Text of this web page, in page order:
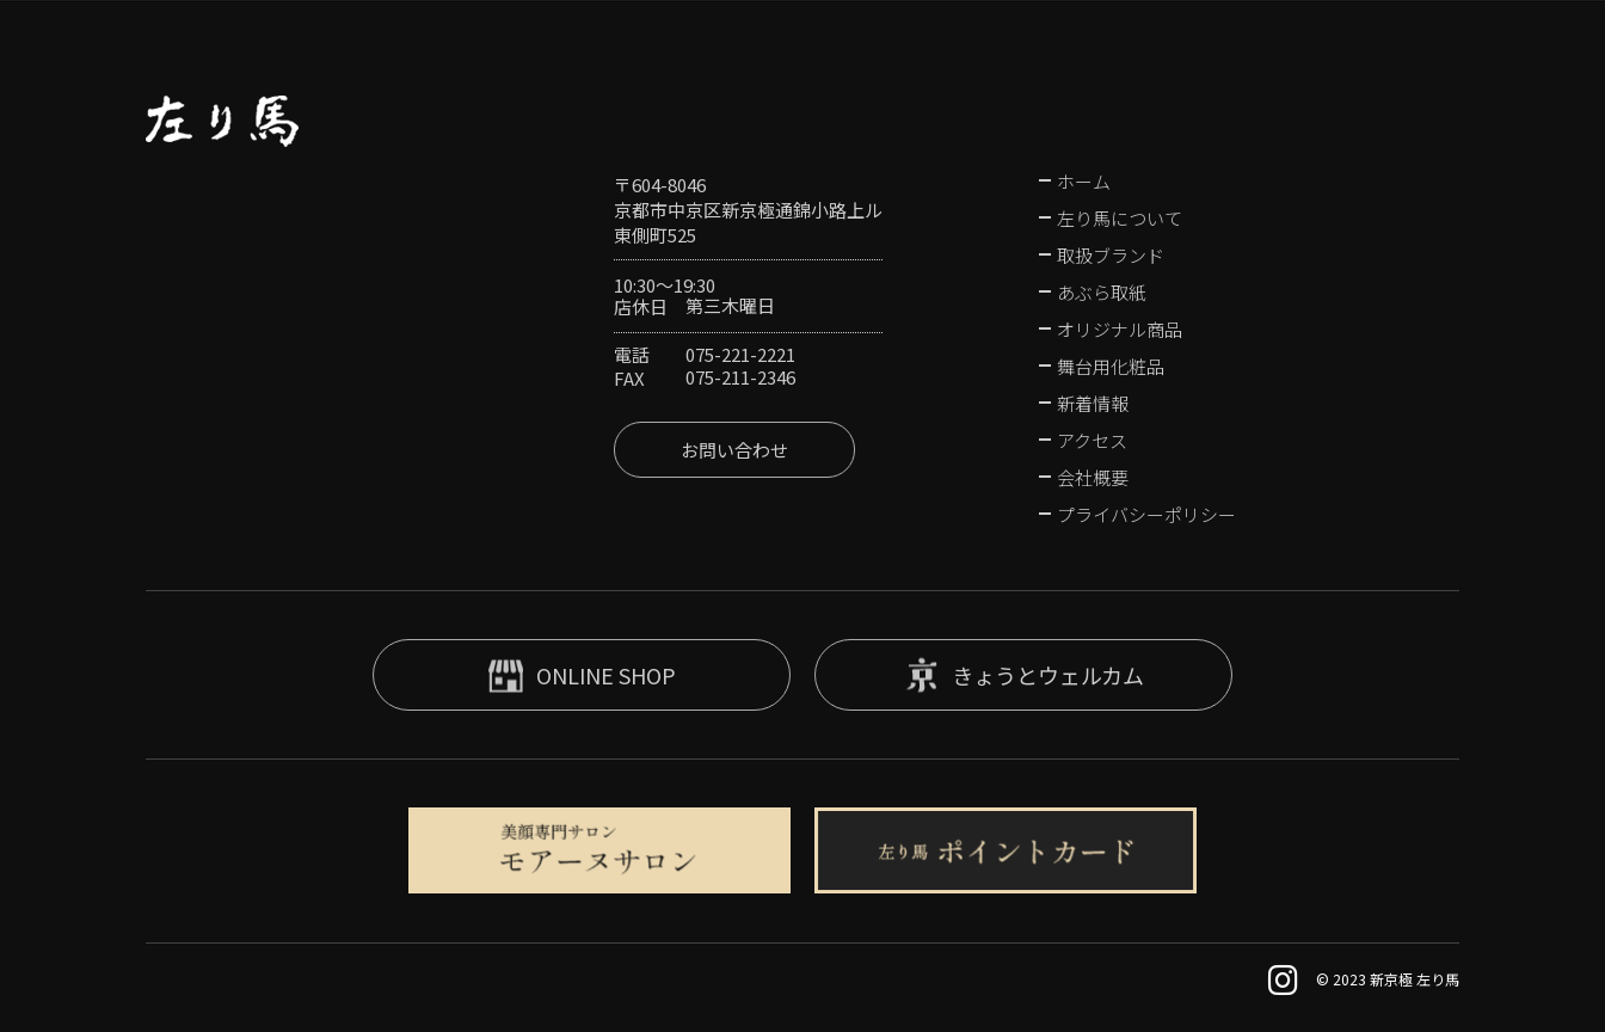
〒604-8046
京都市中京区新京極通錦小路上ル
東側町525
10:30〜19:30
店休日
第三木曜日
電話
075-221-2221
FAX
075-211-2346
お問い合わせ
ホーム
左り馬について
取扱ブランド
あぶら取紙
オリジナル商品
舞台用化粧品
新着情報
アクセス
会社概要
プライバシーポリシー
ONLINE SHOP きょうとウェルカム
© 2023 新京極 左り馬